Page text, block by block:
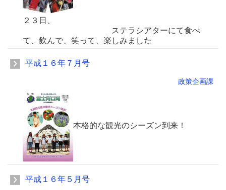
２３日、
ステラシアターにて食べ
て、飲んで、笑って、楽しみました
平成１６年７月号
政策企画課
本格的な観光のシーズン到来！
平成１６年５月号